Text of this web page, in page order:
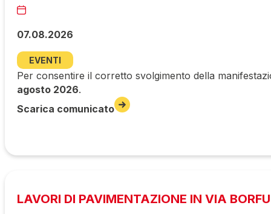
07.08.2026
EVENTI
Per consentire il corretto svolgimento della
agosto 2026.
Scarica comunicato
LAVORI DI PAVIMENTAZIONE IN VIA